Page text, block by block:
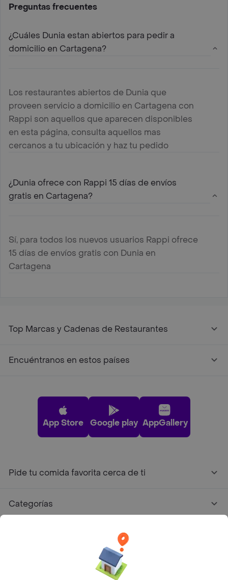
Preguntas frecuentes
¿Cuáles Dunia estan abiertos para pedir a
domicilio en Cartagena?
Los restaurantes abiertos de Dunia que
proveen servicio a domicilio en Cartagena con
Rappi son aquellos que aparecen disponibles
en esta página, consulta aquellos mas
cercanos a tu ubicación y haz tu pedido
¿Dunia ofrece con Rappi 15 días de envíos
gratis en Cartagena?
Sí, para todos los nuevos usuarios Rappi ofrece
15 días de envíos gratis con Dunia en
Cartagena
Top Marcas y Cadenas de Restaurantes
Encuéntranos en estos países
App Store Google play AppGallery
Pide tu comida favorita cerca de ti
Categorías